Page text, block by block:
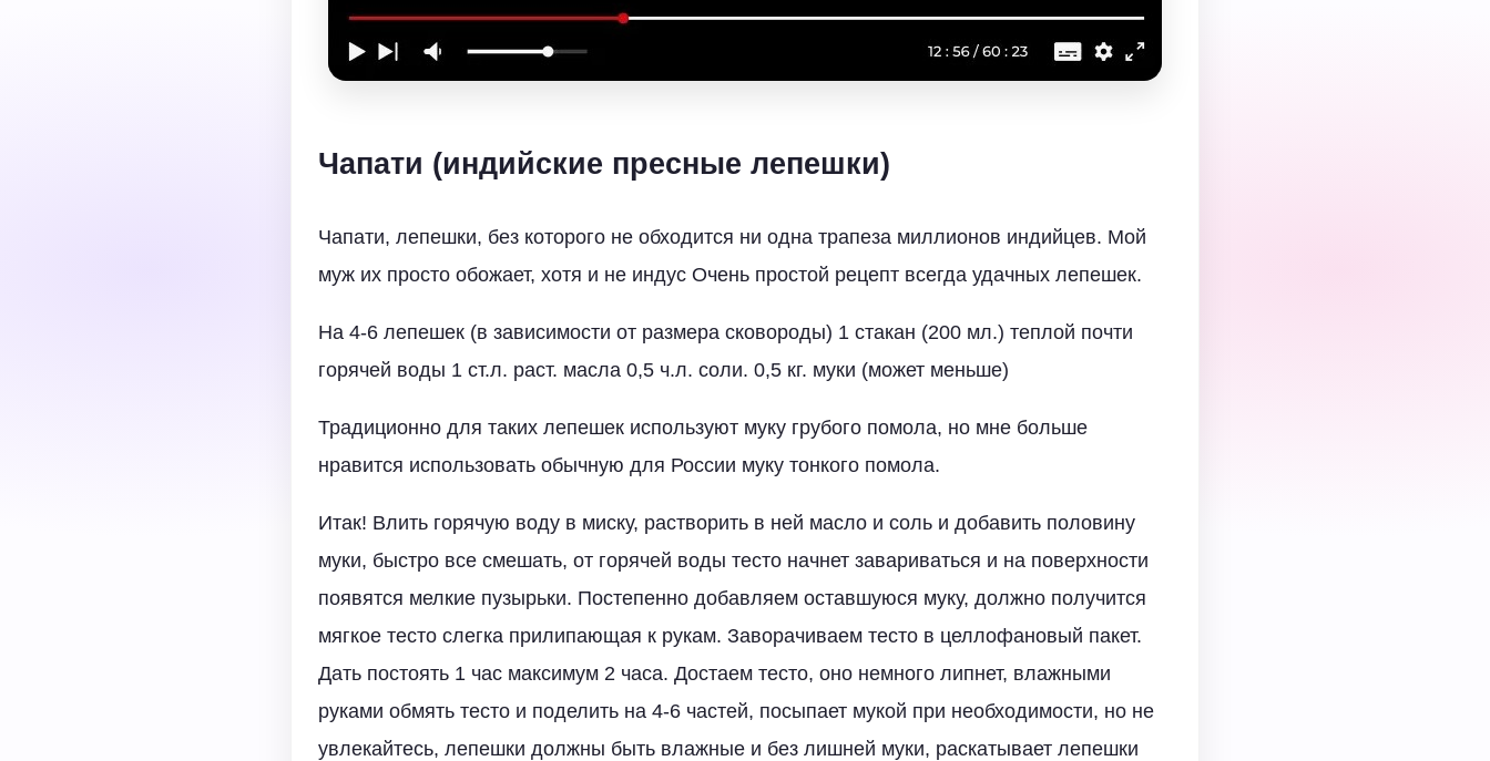
Чапати (индийские пресные лепешки)
Чапати, лепешки, без которого не обходится ни одна трапеза миллионов индийцев. Мой
муж их просто обожает, хотя и не индус Очень простой рецепт всегда удачных лепешек.
На 4-6 лепешек (в зависимости от размера сковороды) 1 стакан (200 мл.) теплой почти
горячей воды 1 ст.л. раст. масла 0,5 ч.л. соли. 0,5 кг. муки (может меньше)
Традиционно для таких лепешек используют муку грубого помола, но мне больше
нравится использовать обычную для России муку тонкого помола.
Итак! Влить горячую воду в миску, растворить в ней масло и соль и добавить половину
муки, быстро все смешать, от горячей воды тесто начнет завариваться и на поверхности
появятся мелкие пузырьки. Постепенно добавляем оставшуюся муку, должно получится
мягкое тесто слегка прилипающая к рукам. Заворачиваем тесто в целлофановый пакет.
Дать постоять 1 час максимум 2 часа. Достаем тесто, оно немного липнет, влажными
руками обмять тесто и поделить на 4-6 частей, посыпает мукой при необходимости, но не
увлекайтесь, лепешки должны быть влажные и без лишней муки, раскатывает лепешки